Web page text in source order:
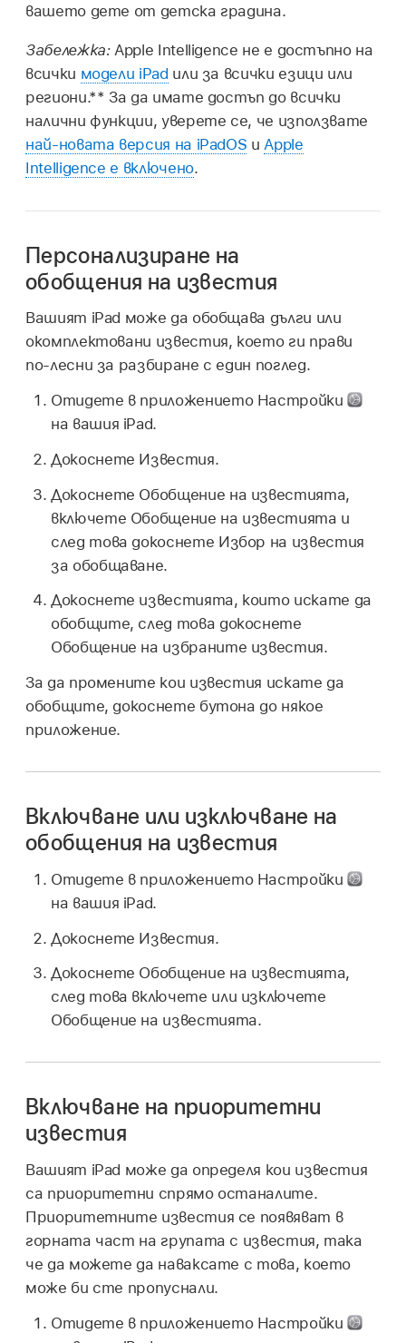
вашето дете от детска градина.
Забележка: Apple Intelligence не е достъпно на
всички модели iPad или за всички езици или
региони.** За да имате достъп до всички
налични функции, уверете се, че използвате
най-новата версия на iPadOS и Apple
Intelligence е включено.
Персонализиране на
обобщения на известия
Вашият iPad може да обобщава дълги или
окомплектовани известия, което ги прави
по-лесни за разбиране с един поглед.
Отидете в приложението Настройки
на вашия iPad.
Докоснете Известия.
Докоснете Обобщение на известията,
включете Обобщение на известията и
след това докоснете Избор на известия
за обобщаване.
Докоснете известията, които искате да
обобщите, след това докоснете
Обобщение на избраните известия.
За да промените кои известия искате да
обобщите, докоснете бутона до някое
приложение.
Включване или изключване на
обобщения на известия
Отидете в приложението Настройки
на вашия iPad.
Докоснете Известия.
Докоснете Обобщение на известията,
след това включете или изключете
Обобщение на известията.
Включване на приоритетни
известия
Вашият iPad може да определя кои известия
са приоритетни спрямо останалите.
Приоритетните известия се появяват в
горната част на групата с известия, така
че да можете да наваксате с това, което
може би сте пропуснали.
Отидете в приложението Настройки